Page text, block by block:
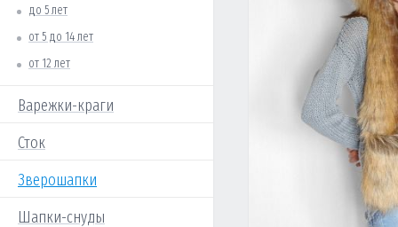
до 5 лет
от 5 до 14 лет
от 12 лет
Варежки-краги
Сток
Зверошапки
Шапки-снуды